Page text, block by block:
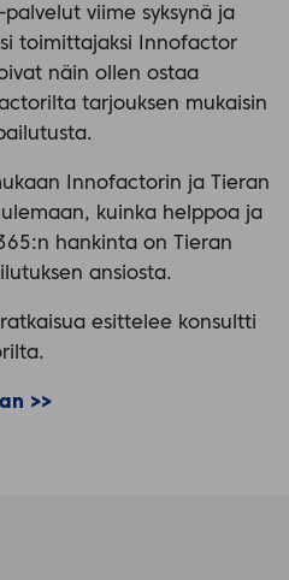
viime syksynä ja
toimittajaksi Innofactor
näin ollen ostaa
tarjouksen mukaisin
Innofactorin ja Tieran
kuinka helppoa ja
hankinta on Tieran
ansiosta.
esittelee konsultti
>>